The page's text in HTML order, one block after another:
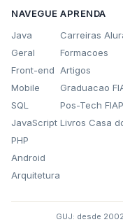
NAVEGUE
Java
Geral
Front-end
Mobile
SQL
JavaScript
PHP
Android
Arquitetura
APRENDA
Carreiras
Formacoes
Artigos
Graduacao
Pos-Tech FIAP
Livros Casa
GUJ: desde